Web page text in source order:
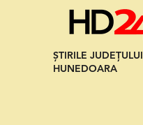
ȘTIRILE JUDEȚULUI
HUNEDOARA